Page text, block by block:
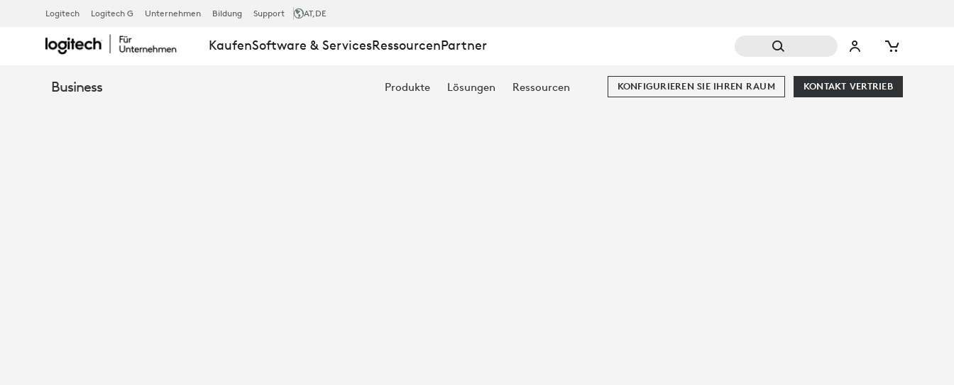
DIE
WAHREN
Logitech Logitech G Unternehmen Bildung Support AT,DE
KaufenSoftware & ServicesRessourcenPartner
Business Produkte Lösungen Ressourcen KONTAKT VERTRIEB
KONFIGURIEREN SIE IHREN RAUM